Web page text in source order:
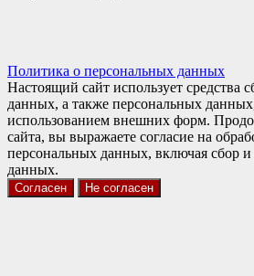
Политика о персональных данных
Настоящий сайт использует средства
данных, а также персональных
использованием внешних форм.
сайта, вы выражаете согласие на
персональных данных, включая сбор и
данных.
Согласен Не согласен